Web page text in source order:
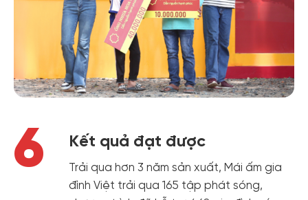
6 Kết quả đạt được
Trải qua hơn 3 năm sản xuất, Mái ấm gia
đình Việt trải qua 165 tập phát sóng,